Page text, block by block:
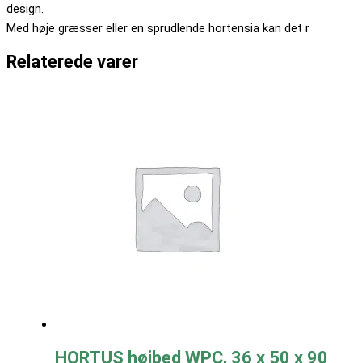
design.
Med høje græsser eller en sprudlende hortensia kan det r
Relaterede varer
HORTUS højbed WPC, 36 x 50 x 90